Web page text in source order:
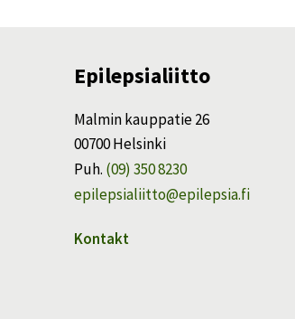
Epilepsialiitto
Malmin kauppatie 26
00700 Helsinki
Puh. (09) 350 8230
epilepsialiitto@epilepsia.fi
Kontakt